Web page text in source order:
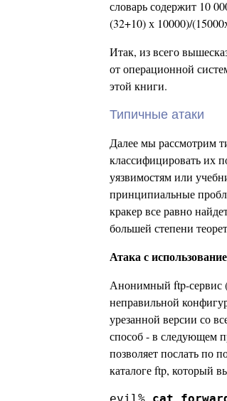
словарь содержит 10
(32+10) х 10000)/
Итак, из всего
от операционной
этой книги.
Типичные атаки
Далее мы рассмотрим
классифицировать их
уязвимостям или
принципиальные
кракер все равно
большей степени
Атака с
Анонимный ftp-сервис
неправильной
урезанной версии со
способ - в следующем
позволяет послать по
каталоге ftp, который